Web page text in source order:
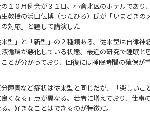
１０月例会が３１日、小倉北区のホテルであり
教授の浜口伝博（つたひろ）氏が「いまどきの
対応」と題して講演した
型」と「新型」の２種類ある。従来型は自律神
循環が悪化している状態。最近の研究で睡眠と
とが分かっており、回復には睡眠時間の確保が
障害など症状は従来型と同じだが、「楽しいこ
くなる」点が異なる。若者に増えており、仕事
。好きなことはできるのが特徴だ。